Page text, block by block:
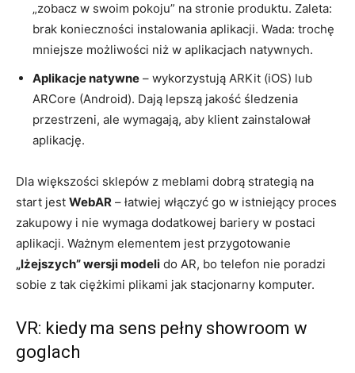
„zobacz w swoim pokoju” na stronie produktu. Zaleta:
brak konieczności instalowania aplikacji. Wada: trochę
mniejsze możliwości niż w aplikacjach natywnych.
Aplikacje natywne – wykorzystują ARKit (iOS) lub
ARCore (Android). Dają lepszą jakość śledzenia
przestrzeni, ale wymagają, aby klient zainstalował
aplikację.
Dla większości sklepów z meblami dobrą strategią na
start jest WebAR – łatwiej włączyć go w istniejący proces
zakupowy i nie wymaga dodatkowej bariery w postaci
aplikacji. Ważnym elementem jest przygotowanie
„lżejszych” wersji modeli do AR, bo telefon nie poradzi
sobie z tak ciężkimi plikami jak stacjonarny komputer.
VR: kiedy ma sens pełny showroom w
goglach